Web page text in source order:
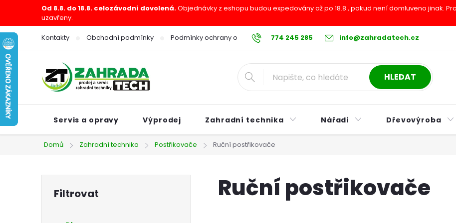
obsah
Od 8.8. do 18.8. celozávodní dovolená.Objednávky z eshopu budou expedovány až po 18.8., pokud není domluveno jinak.
uzavřeny.
774 245 285 info@zahradatech.cz
Kontakty Obchodní podmínky Podmínky ochrany osobních údajů Reklamační řád Postup při nákupu na
HLEDAT
Servis a opravy Výprodej Zahradní technika Nářadí Dřevovýroba
Domů Zahradní technika Postřikovače Ruční postřikovače
Ruční postřikovače